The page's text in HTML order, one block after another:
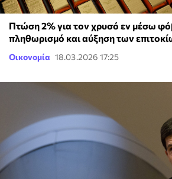
Πτώση 2% για τον χρυσό εν μέσω
πληθωρισμό και αύξηση των
Οικονομία 18.03.2026 17:25